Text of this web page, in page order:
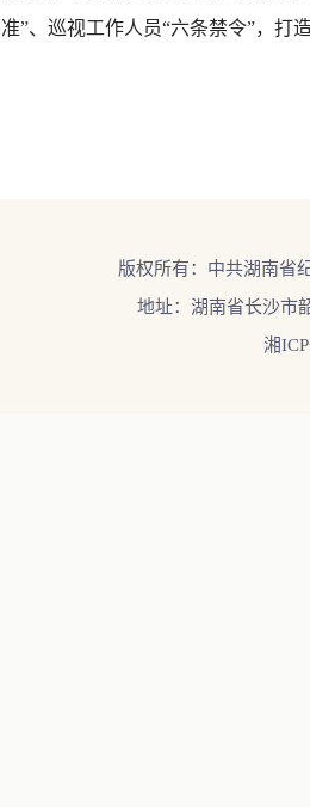
”、巡视工作人员“六条禁令”，
版权所有：中共湖南省
地址：湖南省长沙市
湘